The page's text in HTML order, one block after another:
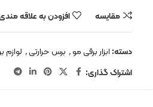
مقایسه افزودن به علاقه
دسته:ابزار برقی مو, برس حرارتی, لوازم
اشتراک گذاری: